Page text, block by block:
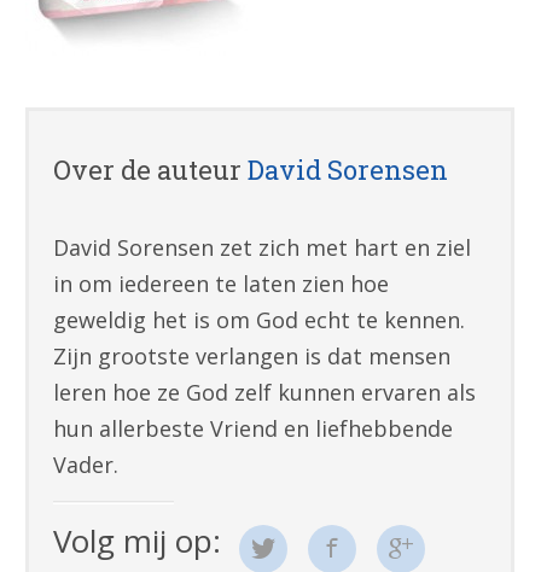
Over de auteurDavid Sorensen
David Sorensen zet zich met hart en ziel
in om iedereen te laten zien hoe
geweldig het is om God echt te kennen.
Zijn grootste verlangen is dat mensen
leren hoe ze God zelf kunnen ervaren als
hun allerbeste Vriend en liefhebbende
Vader.
Volg mij op: